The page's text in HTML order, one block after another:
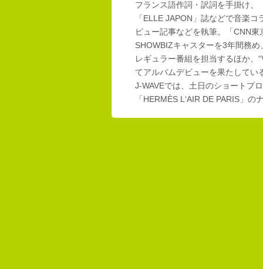
フランス語作詞・訳詞を手掛け、
「ELLE JAPON」誌などで音楽コ
ビュー記事などを執筆。「CNN東
SHOWBIZキャスターを3年間務め
レギュラー番組を担当するほか、
てアルバムデビューを果たしてい
J-WAVEでは、土日のショートプ
「HERMÈS L‘AIR DE PARIS」